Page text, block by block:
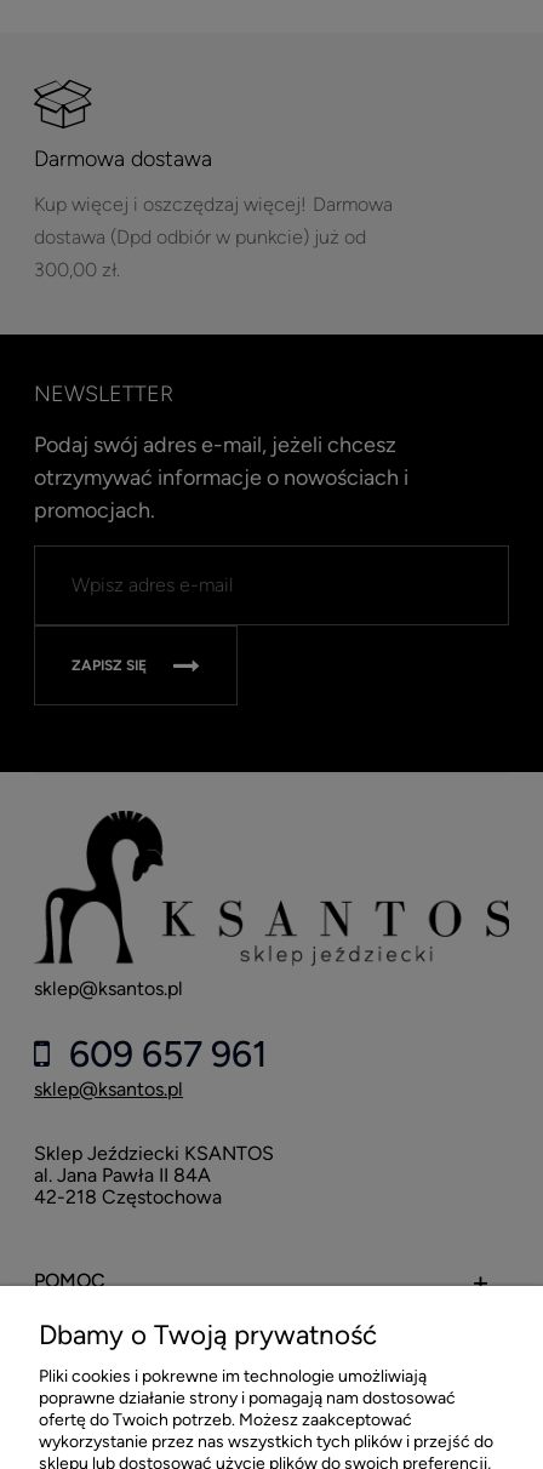
Darmowa dostawa
Kup więcej i oszczędzaj więcej! Darmowa
dostawa (Dpd odbiór w punkcie) już od
300,00 zł.
NEWSLETTER
Podaj swój adres e-mail, jeżeli chcesz
otrzymywać informacje o nowościach i
promocjach.
ZAPISZ SIĘ
sklep@ksantos.pl
609 657 961
sklep@ksantos.pl
Sklep Jeździecki KSANTOS
al. Jana Pawła II 84A
42-218 Częstochowa
POMOC
MOJE KONTO
PŁATNOŚCI I DOSTAWA
Dbamy o Twoją prywatność
Pliki cookies i pokrewne im technologie umożliwiają
poprawne działanie strony i pomagają nam dostosować
ofertę do Twoich potrzeb. Możesz zaakceptować
wykorzystanie przez nas wszystkich tych plików i przejść do
sklepu lub dostosować użycie plików do swoich preferencji,